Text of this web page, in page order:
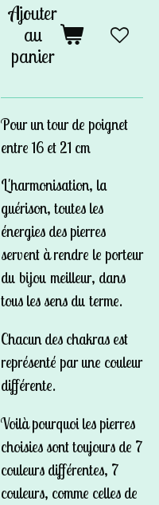
Ajouter
au
panier
Pour un tour de poignet
entre 16 et 21 cm
L'harmonisation, la
guérison, toutes les
énergies des pierres
servent à rendre le porteur
du bijou meilleur, dans
tous les sens du terme.
Chacun des chakras est
représenté par une couleur
différente.
Voilà pourquoi les pierres
choisies sont toujours de 7
couleurs différentes, 7
couleurs, comme celles de